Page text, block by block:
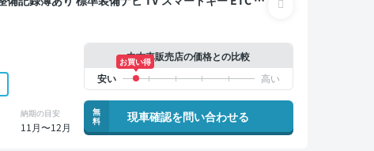
納期の目安
11月〜12月
中古車販売店の価格との比較
お買い得
無
料
現車確認を問い合わせる